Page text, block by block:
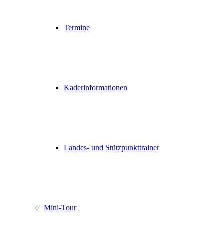
Termine
Kaderinformationen
Landes- und Stützpunkttrainer
Mini-Tour